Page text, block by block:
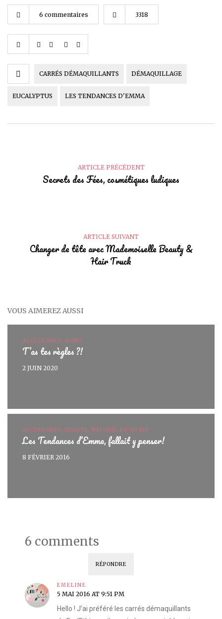
6 commentaires 3318
CARRÉS DÉMAQUILLANTS DÉMAQUILLAGE
EUCALYPTUS LES TENDANCES D'EMMA
ARTICLE PRÉCÉDENT
Secrets des Fées, cosmétiques ludiques
ARTICLE SUIVANT
Changer de tête avec Mademoiselle Beauty &
Hair Truck
VOUS AIMEREZ AUSSI
ACCESSOIRES, SOINS
T’as tes règles ?!
2 JUIN 2020
ACCESSOIRES, BEAUTÉ, NATUREL ET/OU BIO
Les Tendances d’Emma, fallait y penser!
8 FÉVRIER 2016
6 comments
RÉPONDRE
EMELINE
5 MAI 2016 AT 9:51 PM
Hello ! J’ai préféré les carrés démaquillants